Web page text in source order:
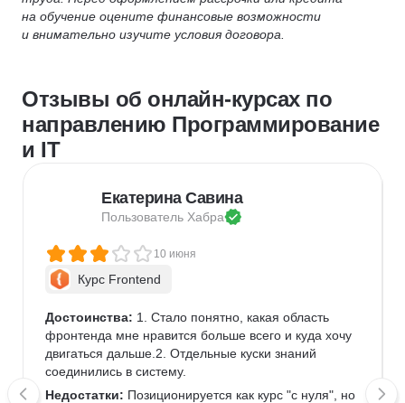
на обучение оцените финансовые возможности
и внимательно изучите условия договора.
Отзывы об онлайн-курсах по
направлению Программирование
и IT
Екатерина Савина
Пользователь Хабра
10 июня
Курс Frontend
Достоинства: 1. Стало понятно, какая область
фронтенда мне нравится больше всего и куда хочу
двигаться дальше.2. Отдельные куски знаний
соединились в систему.
Недостатки: Позиционируется как курс "с нуля", но